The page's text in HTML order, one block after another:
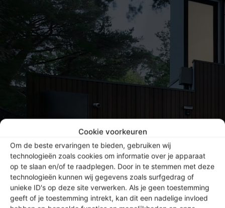
Cookie voorkeuren
Om de beste ervaringen te bieden, gebruiken wij
technologieën zoals cookies om informatie over je apparaat
op te slaan en/of te raadplegen. Door in te stemmen met deze
technologieën kunnen wij gegevens zoals surfgedrag of
unieke ID's op deze site verwerken. Als je geen toestemming
geeft of je toestemming intrekt, kan dit een nadelige invloed